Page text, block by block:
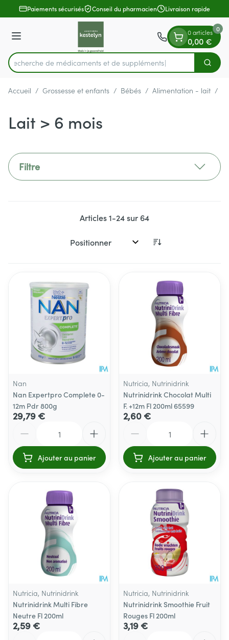
Aller au contenu
1 de 1
Paiements sécurisés Conseil du pharmacien Livraison rapide
Menu
Rechercher
Recherche de médicame
0 articles
0,00 €
0
Accueil / Grossesse et enfants / Bébés / Alimentation - lait /
Lait > 6 mois
Filtre
Articles1-24sur 64
Trier par:
Nan
Nan Expertpro Complete 0-
12m Pdr 800g
29,79 €
Ajouter au panier
Nutricia, Nutrinidrink
Nutrinidrink Chocolat Multi
F. +12m Fl 200ml 65599
2,60 €
Ajouter au panier
Nutricia, Nutrinidrink
Nutrinidrink Multi Fibre
Neutre Fl 200ml
2,59 €
Nutricia, Nutrinidrink
Nutrinidrink Smoothie Fruit
Rouges Fl 200ml
3,19 €